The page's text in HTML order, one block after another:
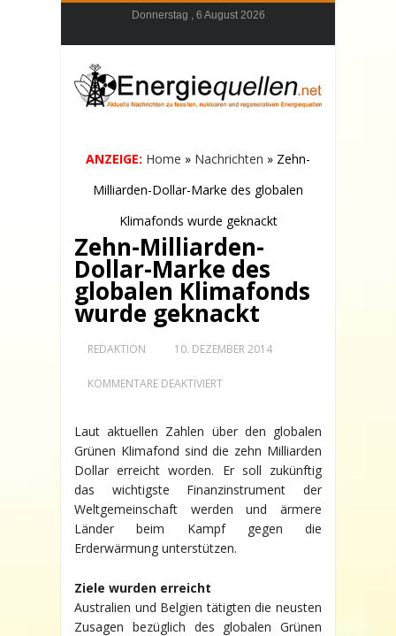
Donnerstag , 6 August 2026
ANZEIGE: Home » Nachrichten » Zehn-
Milliarden-Dollar-Marke des globalen
Klimafonds wurde geknackt
Zehn-Milliarden-
Dollar-Marke des
globalen Klimafonds
wurde geknackt
REDAKTION 10. DEZEMBER 2014
KOMMENTARE DEAKTIVIERTFÜR
DOLLAR-
MARKE
DES
GLOBALEN
KLIMAFONDS
WURDE
GEKNACKT
Laut aktuellen Zahlen über den globalen
Grünen Klimafond sind die zehn Milliarden
Dollar erreicht worden. Er soll zukünftig
das wichtigste Finanzinstrument der
Weltgemeinschaft werden und ärmere
Länder beim Kampf gegen die
Erderwärmung unterstützen.
Ziele wurden erreicht
Australien und Belgien tätigten die neusten
Zusagen bezüglich des globalen Grünen